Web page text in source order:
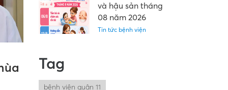
và hậu sản tháng
08 năm 2026
Tin tức bệnh viện
Tag
bệnh viện quận 11